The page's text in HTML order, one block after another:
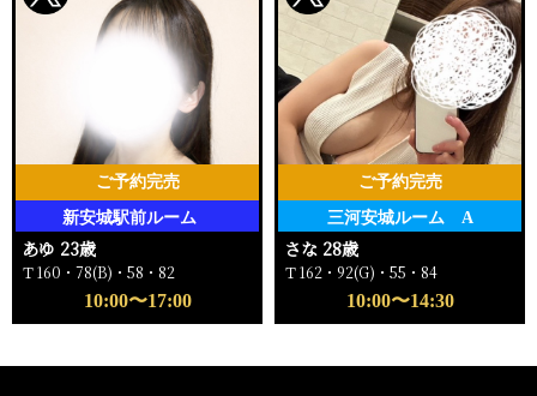
新安城駅前ルーム
ご予約完売
あゆ 23歳
Ｔ160・78(B)・58・82
10:00〜17:00
三河安城ルーム A
ご予約完売
さな 28歳
Ｔ162・92(G)・55・84
10:00〜14:30